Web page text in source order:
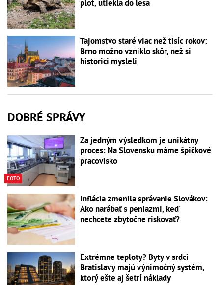
plot, utiekla do lesa
Tajomstvo staré viac než tisíc rokov:
Brno možno vzniklo skôr, než si
historici mysleli
DOBRÉ SPRÁVY
FOTO
Za jedným výsledkom je unikátny
proces: Na Slovensku máme špičkové
pracovisko
Inflácia zmenila správanie Slovákov:
Ako narábať s peniazmi, keď
nechcete zbytočne riskovať?
Extrémne teploty? Byty v srdci
Bratislavy majú výnimočný systém,
ktorý ešte aj šetrí náklady